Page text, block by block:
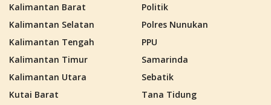
Kalimantan Barat
Kalimantan Selatan
Kalimantan Tengah
Kalimantan Timur
Kalimantan Utara
Kutai Barat
Politik
Polres Nunukan
PPU
Samarinda
Sebatik
Tana Tidung